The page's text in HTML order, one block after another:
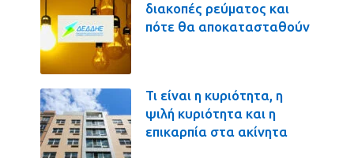
διακοπές ρεύματος και
πότε θα αποκατασταθούν
Τι είναι η κυριότητα, η
ψιλή κυριότητα και η
επικαρπία στα ακίνητα